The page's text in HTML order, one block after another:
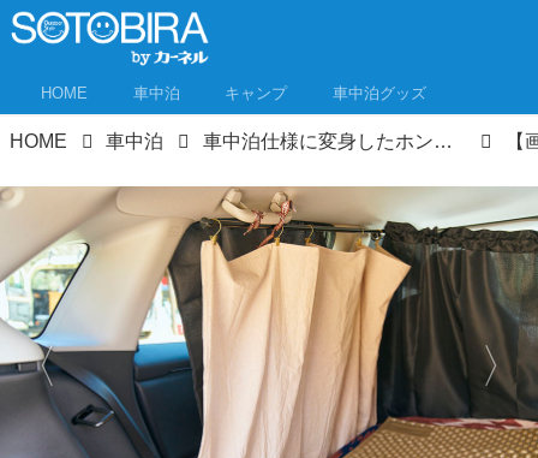
HOME 車中泊 キャンプ 車中泊グッズ
HOME 車中泊 車中泊仕様に変身したホンダ・ZR-V＆ステップワゴン スパーダ！車中泊好きの2人がアレンジに挑戦！